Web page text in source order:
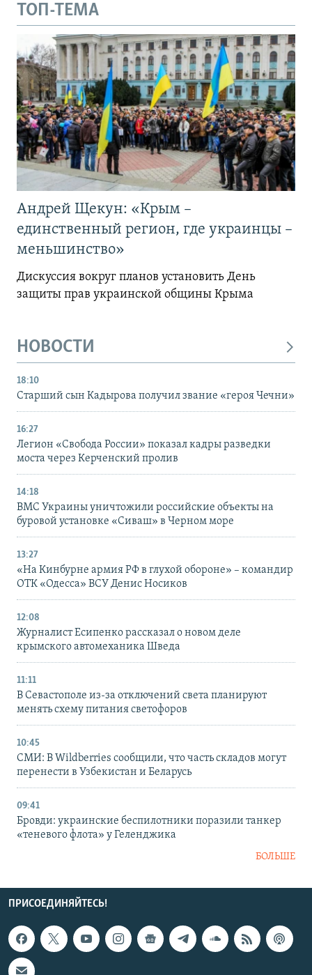
ТОП-ТЕМА
Андрей Щекун: «Крым –
единственный регион, где украинцы –
меньшинство»
Дискуссия вокруг планов установить День
защиты прав украинской общины Крыма
НОВОСТИ
18:10
Старший сын Кадырова получил звание «героя Чечни»
16:27
Легион «Свобода России» показал кадры разведки
моста через Керченский пролив
14:18
ВМС Украины уничтожили российские объекты на
буровой установке «Сиваш» в Черном море
13:27
«На Кинбурне армия РФ в глухой обороне» – командир
ОТК «Одесса» ВСУ Денис Носиков
12:08
Журналист Есипенко рассказал о новом деле
крымского автомеханика Шведа
11:11
В Севастополе из-за отключений света планируют
менять схему питания светофоров
10:45
СМИ: В Wildberries сообщили, что часть складов могут
перенести в Узбекистан и Беларусь
09:41
Бровди: украинские беспилотники поразили танкер
«теневого флота» у Геленджика
БОЛЬШЕ
ПРИСОЕДИНЯЙТЕСЬ!